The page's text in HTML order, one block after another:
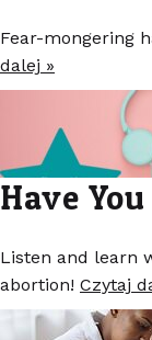
Fear-mongering
dalej »
Have
Listen and learn
abortion! Czytaj